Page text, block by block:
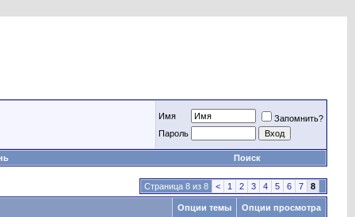
Имя
Запомнить?
Пароль
Поиск
Страница 8 из 8 < 1 2 3 4 5 6 7 8
Опции темы Опции просмотра